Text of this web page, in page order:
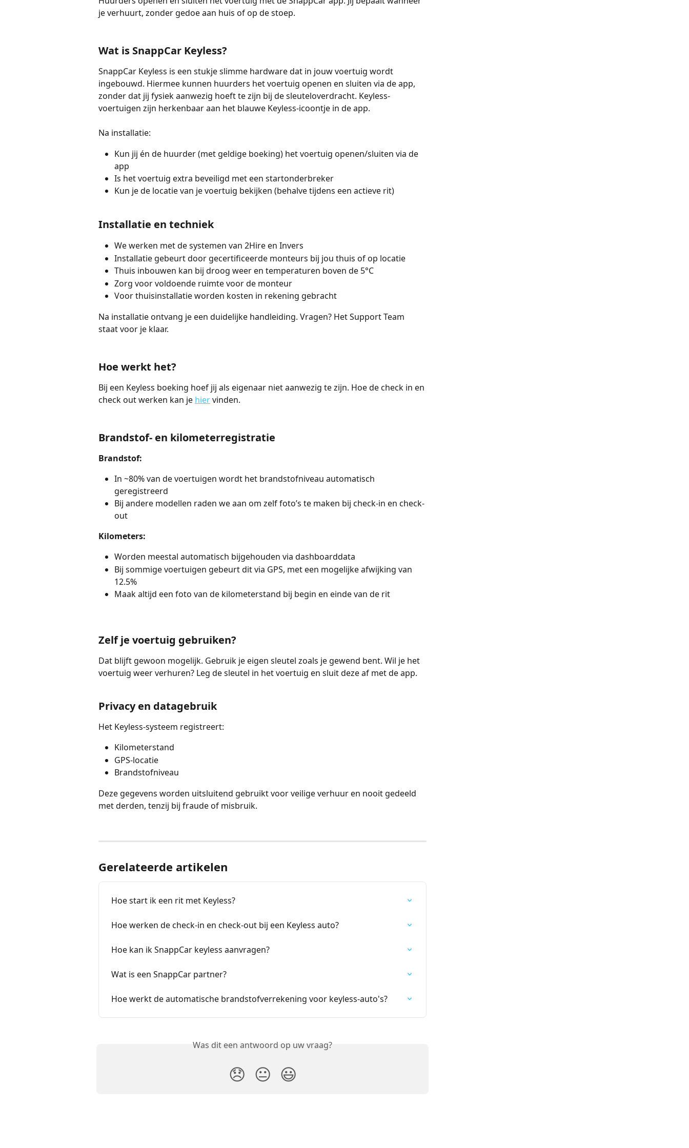
je verhuurt, zonder gedoe aan huis of op de stoep.
Wat is SnappCar Keyless?
SnappCar Keyless is een stukje slimme hardware dat in jouw voertuig wordt
ingebouwd. Hiermee kunnen huurders het voertuig openen en sluiten via de app,
zonder dat jij fysiek aanwezig hoeft te zijn bij de sleuteloverdracht. Keyless-
voertuigen zijn herkenbaar aan het blauwe Keyless-icoontje in de app.
Na installatie:
Kun jij én de huurder (met geldige boeking) het voertuig openen/sluiten via de
app
Is het voertuig extra beveiligd met een startonderbreker
Kun je de locatie van je voertuig bekijken (behalve tijdens een actieve rit)
Installatie en techniek
We werken met de systemen van 2Hire en Invers
Installatie gebeurt door gecertificeerde monteurs bij jou thuis of op locatie
Thuis inbouwen kan bij droog weer en temperaturen boven de 5°C
Zorg voor voldoende ruimte voor de monteur
Voor thuisinstallatie worden kosten in rekening gebracht
Na installatie ontvang je een duidelijke handleiding. Vragen? Het Support Team
staat voor je klaar.
Hoe werkt het?
Bij een Keyless boeking hoef jij als eigenaar niet aanwezig te zijn. Hoe de check in en
check out werken kan je hier vinden.
Brandstof- en kilometerregistratie
Brandstof:
In ~80% van de voertuigen wordt het brandstofniveau automatisch
geregistreerd
Bij andere modellen raden we aan om zelf foto’s te maken bij check-in en check-
out
Kilometers:
Worden meestal automatisch bijgehouden via dashboarddata
Bij sommige voertuigen gebeurt dit via GPS, met een mogelijke afwijking van
12.5%
Maak altijd een foto van de kilometerstand bij begin en einde van de rit
Zelf je voertuig gebruiken?
Dat blijft gewoon mogelijk. Gebruik je eigen sleutel zoals je gewend bent. Wil je het
voertuig weer verhuren? Leg de sleutel in het voertuig en sluit deze af met de app.
Privacy en datagebruik
Het Keyless-systeem registreert:
Kilometerstand
GPS-locatie
Brandstofniveau
Deze gegevens worden uitsluitend gebruikt voor veilige verhuur en nooit gedeeld
met derden, tenzij bij fraude of misbruik.
Gerelateerde artikelen
Hoe start ik een rit met Keyless?
Hoe werken de check-in en check-out bij een Keyless auto?
Hoe kan ik SnappCar keyless aanvragen?
Wat is een SnappCar partner?
Hoe werkt de automatische brandstofverrekening voor keyless-auto's?
Was dit een antwoord op uw vraag?
😞 😐 😃